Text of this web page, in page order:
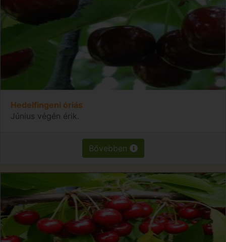
Hedelfingeni óriás
Június végén érik.
Bővebben